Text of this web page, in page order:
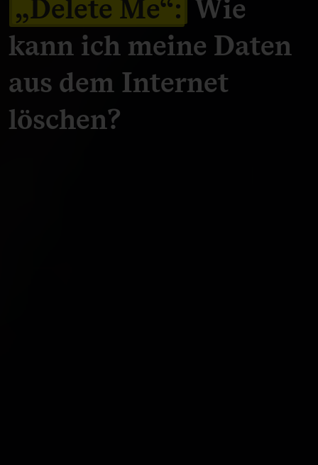
„Delete Me“: Wie
kann ich meine Daten
aus dem Internet
löschen?